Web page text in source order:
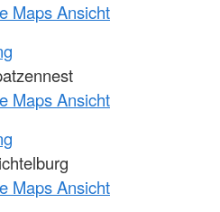
Maps Ansicht
Maps Ansicht
Maps Ansicht